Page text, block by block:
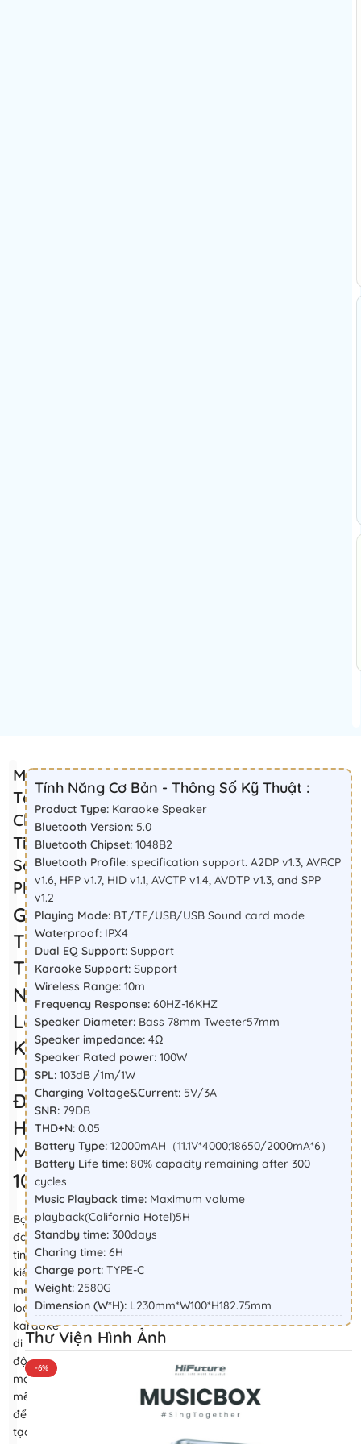
Mô
Tả
Chi
Tiết
Sản
Phẩm
Giới
Thiệu
Tính
Năng
Loa
Karaoke
Di
Động
HiFuture
MusicBox
100W
Bạn
đang
tìm
kiếm
một
loa
karaoke
di
động
mạnh
mẽ
để
tạo
Tính Năng Cơ Bản - Thông Số Kỹ Thuật :
Product Type: Karaoke Speaker
Bluetooth Version: 5.0
Bluetooth Chipset: 1048B2
Bluetooth Profile: specification support. A2DP v1.3, AVRCP
v1.6, HFP v1.7, HID v1.1, AVCTP v1.4, AVDTP v1.3, and SPP
v1.2
Playing Mode: BT/TF/USB/USB Sound card mode
Waterproof: IPX4
Dual EQ Support: Support
Karaoke Support: Support
Wireless Range: 10m
Frequency Response: 60HZ-16KHZ
Speaker Diameter: Bass 78mm Tweeter57mm
Speaker impedance: 4Ω
Speaker Rated power: 100W
SPL: 103dB /1m/1W
Charging Voltage&Current: 5V/3A
SNR: 79DB
THD+N: 0.05
Battery Type: 12000mAH（11.1V*4000;18650/2000mA*6）
Battery Life time: 80% capacity remaining after 300
cycles
Music Playback time: Maximum volume
playback(California Hotel)5H
Standby time: 300days
Charing time: 6H
Charge port: TYPE-C
Weight: 2580G
Dimension (W*H): L230mm*W100*H182.75mm
Thư Viện Hình Ảnh
-6%